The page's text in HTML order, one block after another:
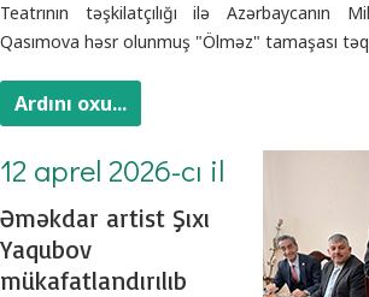
Teatrının təşkilatçılığı ilə Azərbaycanın
Qasımova həsr olunmuş "Ölməz" tamaşası
Ardını oxu...
12 aprel 2026-cı il
Əməkdar artist Şıxı
Yaqubov
mükafatlandırılıb